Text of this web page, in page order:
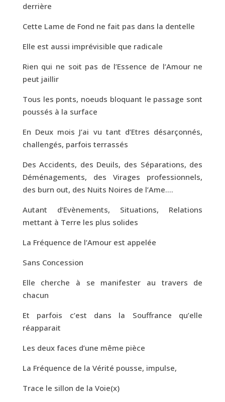
derrière
Cette Lame de Fond ne fait pas dans la dentelle
Elle est aussi imprévisible que radicale
Rien qui ne soit pas de l’Essence de l’Amour ne
peut jaillir
Tous les ponts, noeuds bloquant le passage sont
poussés à la surface
En Deux mois J’ai vu tant d’Etres désarçonnés,
challengés, parfois terrassés
Des Accidents, des Deuils, des Séparations, des
Déménagements, des Virages professionnels,
des burn out, des Nuits Noires de l’Ame….
Autant d’Evènements, Situations, Relations
mettant à Terre les plus solides
La Fréquence de l’Amour est appelée
Sans Concession
Elle cherche à se manifester au travers de
chacun
Et parfois c’est dans la Souffrance qu’elle
réapparait
Les deux faces d’une même pièce
La Fréquence de la Vérité pousse, impulse,
Trace le sillon de la Voie(x)